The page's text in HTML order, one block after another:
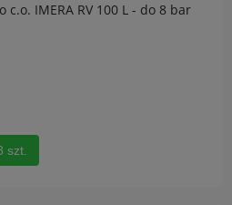
IMERA RV 100 L - do 8 bar
szt.